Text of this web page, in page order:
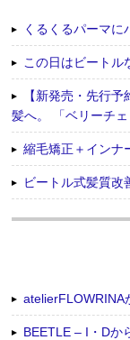
くるくるパーマに
この日はビートル
【新発売・先行
髪へ。 「ベリーチ
縮毛矯正＋インナ
ビートル式髪質改
atelierFLOWRINA
BEETLE – I・Dか